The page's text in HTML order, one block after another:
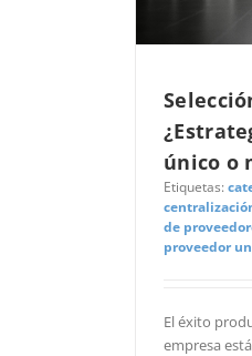
único o
Etiquetas:
de
proveedor
El éxito
empresa